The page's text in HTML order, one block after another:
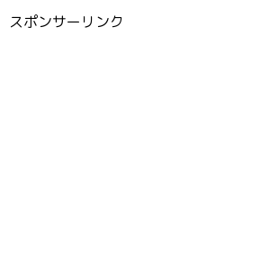
スポンサーリンク